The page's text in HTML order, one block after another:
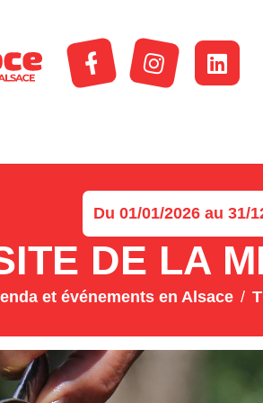
Du 01/01/2026 au 31/
DE LA
et événements en Alsace